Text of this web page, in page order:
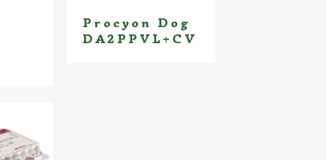
Procyon Dog
DA2PPVL+CV